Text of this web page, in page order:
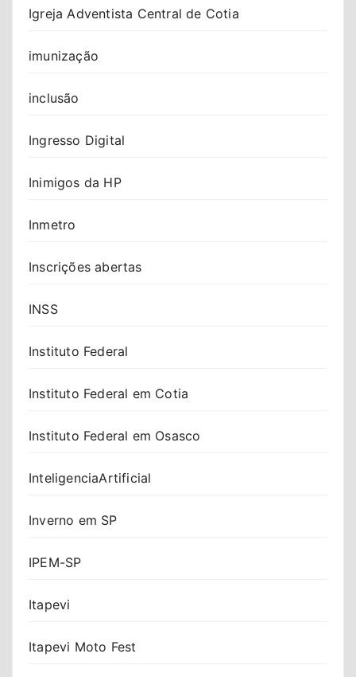
Igreja Adventista Central de Cotia
imunização
inclusão
Ingresso Digital
Inimigos da HP
Inmetro
Inscrições abertas
INSS
Instituto Federal
Instituto Federal em Cotia
Instituto Federal em Osasco
InteligenciaArtificial
Inverno em SP
IPEM-SP
Itapevi
Itapevi Moto Fest